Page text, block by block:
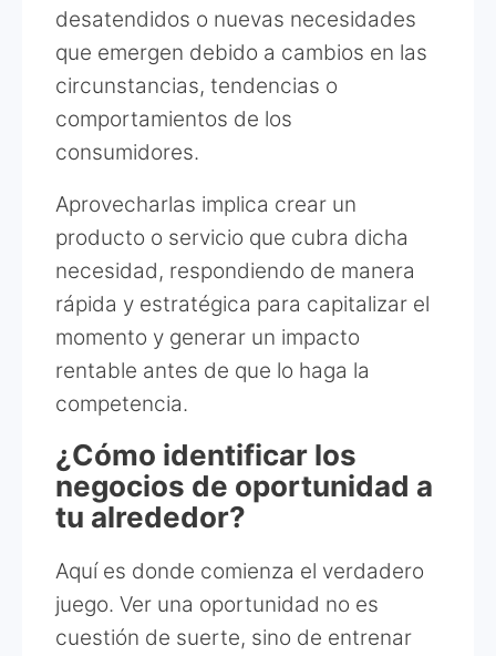
desatendidos o nuevas necesidades
que emergen debido a cambios en las
circunstancias, tendencias o
comportamientos de los
consumidores.
Aprovecharlas implica crear un
producto o servicio que cubra dicha
necesidad, respondiendo de manera
rápida y estratégica para capitalizar el
momento y generar un impacto
rentable antes de que lo haga la
competencia.
¿Cómo identificar los
negocios de oportunidad a
tu alrededor?
Aquí es donde comienza el verdadero
juego. Ver una oportunidad no es
cuestión de suerte, sino de entrenar